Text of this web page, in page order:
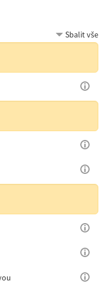
Sbalit vše